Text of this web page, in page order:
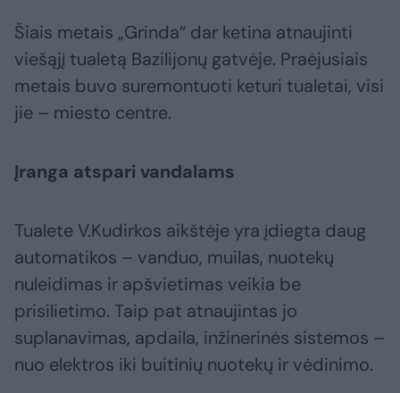
Šiais metais „Grinda“ dar ketina atnaujinti
viešąjį tualetą Bazilijonų gatvėje. Praėjusiais
metais buvo suremontuoti keturi tualetai, visi
jie – miesto centre.
Įranga atspari vandalams
Tualete V.Kudirkos aikštėje yra įdiegta daug
automatikos – vanduo, muilas, nuotekų
nuleidimas ir apšvietimas veikia be
prisilietimo. Taip pat atnaujintas jo
suplanavimas, apdaila, inžinerinės sistemos –
nuo elektros iki buitinių nuotekų ir vėdinimo.